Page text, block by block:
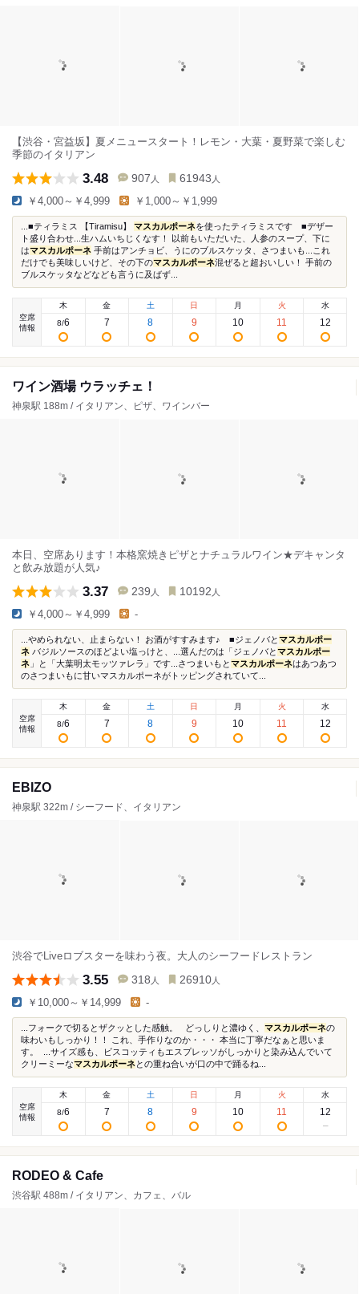
【渋谷・宮益坂】夏メニュースタート！レモン・大葉・夏野菜で楽しむ
季節のイタリアン
3.48 907 人 61943 人
￥4,000～￥4,999 ￥1,000～￥1,999
...■ティラミス 【Tiramisu】 マスカルポーネを使ったティラミスです ■デザー
ト盛り合わせ...生ハムいちじくなす！ 以前もいただいた、人参のスープ、下に
はマスカルポーネ 手前はアンチョビ、うにのブルスケッタ、さつまいも...これ
だけでも美味しいけど、その下のマスカルポーネ混ぜると超おいしい！ 手前の
ブルスケッタなどなども言うに及ばず...
空席
情報
木
8/6
金
7
土
8
日
9
月
10
火
11
水
12
ワイン酒場 ウラッチェ！
神泉駅 188m / イタリアン、ピザ、ワインバー
本日、空席あります！本格窯焼きピザとナチュラルワイン★デキャンタ
と飲み放題が人気♪
3.37 239 人 10192 人
￥4,000～￥4,999 -
...やめられない、止まらない！ お酒がすすみます♪ ■ジェノバとマスカルポー
ネ バジルソースのほどよい塩っけと、...選んだのは「ジェノバとマスカルポー
ネ 」と「大葉明太モッツァレラ」です...さつまいもとマスカルポーネはあつあつ
のさつまいもに甘いマスカルポーネがトッピングされていて...
空席
情報
木
8/6
金
7
土
8
日
9
月
10
火
11
水
12
EBIZO
神泉駅 322m / シーフード、イタリアン
渋谷でLiveロブスターを味わう夜。大人のシーフードレストラン
3.55 318 人 26910 人
￥10,000～￥14,999 -
...フォークで切るとザクッとした感触。 どっしりと濃ゆく、 マスカルポーネの
味わいもしっかり！！ これ、手作りなのか・・・ 本当に丁寧だなぁと思いま
す。 ...サイズ感も、ビスコッティもエスプレッソがしっかりと染み込んでいて
クリーミーなマスカルポーネとの重ね合いが口の中で踊るね...
空席
情報
木
8/6
金
7
土
8
日
9
月
10
火
11
水
12
RODEO & Cafe
渋谷駅 488m / イタリアン、カフェ、バル